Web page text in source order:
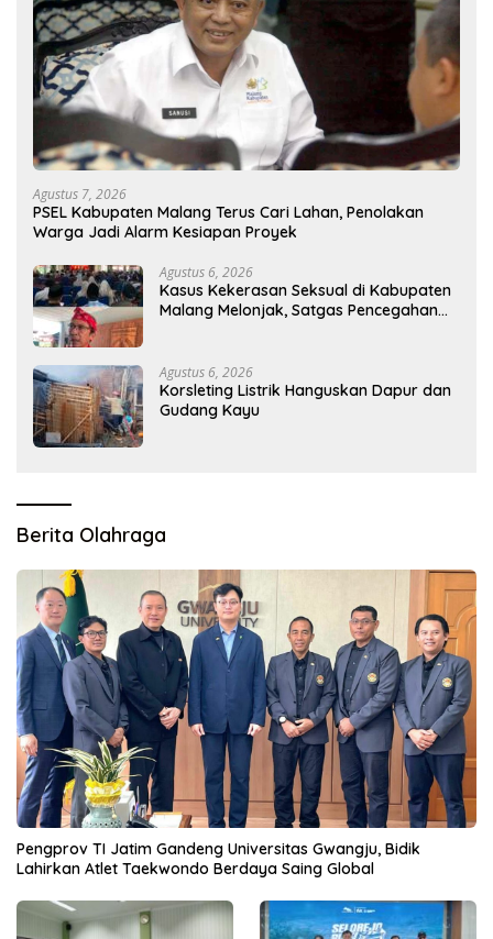
Agustus 7, 2026
PSEL Kabupaten Malang Terus Cari Lahan, Penolakan
Warga Jadi Alarm Kesiapan Proyek
Agustus 6, 2026
Kasus Kekerasan Seksual di Kabupaten
Malang Melonjak, Satgas Pencegahan
Agustus 6, 2026
Korsleting Listrik Hanguskan Dapur dan
Gudang Kayu
Berita Olahraga
Pengprov TI Jatim Gandeng Universitas Gwangju, Bidik
Lahirkan Atlet Taekwondo Berdaya Saing Global